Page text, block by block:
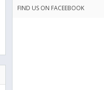
FIND US ON FACEEBOOK